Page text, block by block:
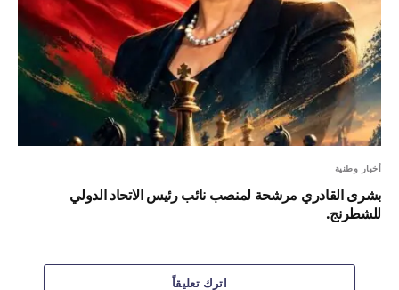
أخبار وطنية
بشرى القادري مرشحة لمنصب نائب رئيس الاتحاد الدولي
للشطرنج.
اترك تعليقاً